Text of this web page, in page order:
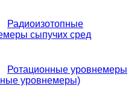
Радиоизотопные
сыпучих сред
Ротационные уровнемеры
уровнемеры)